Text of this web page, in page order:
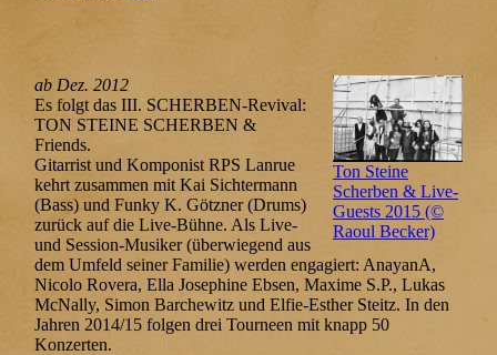
Ton Steine
Scherben & Live-
Guests 2015 (©
Raoul Becker)
ab Dez. 2012
Es folgt das III. SCHERBEN-Revival:
TON STEINE SCHERBEN &
Friends.
Gitarrist und Komponist RPS Lanrue
kehrt zusammen mit Kai Sichtermann
(Bass) und Funky K. Götzner (Drums)
zurück auf die Live-Bühne. Als Live-
und Session-Musiker (überwiegend aus
dem Umfeld seiner Familie) werden engagiert: AnayanA,
Nicolo Rovera, Ella Josephine Ebsen, Maxime S.P., Lukas
McNally, Simon Barchewitz und Elfie-Esther Steitz. In den
Jahren 2014/15 folgen drei Tourneen mit knapp 50
Konzerten.